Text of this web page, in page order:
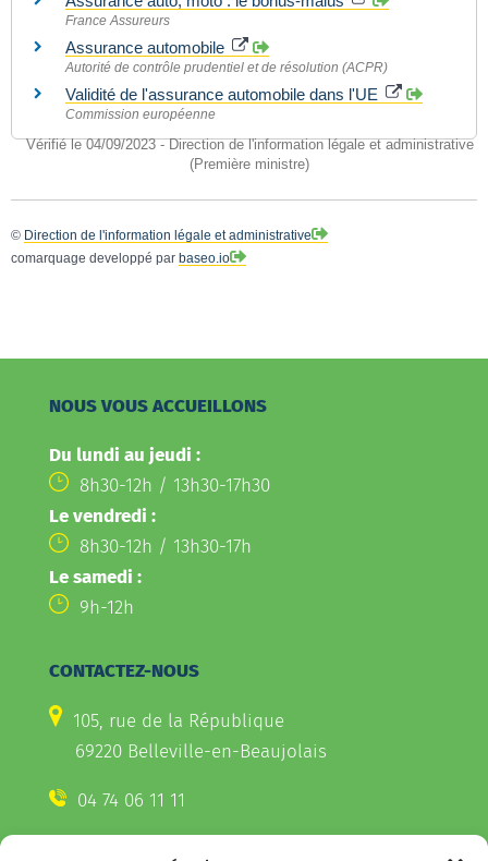
Vérifié le 04/09/2023 - Direction de l'information légale et administrative
(Première ministre)
France Assureurs
Assurance automobile
Autorité de contrôle prudentiel et de résolution (ACPR)
Validité de l'assurance automobile dans l'UE
Commission européenne
© Direction de l'information légale et administrative
comarquage developpé par baseo.io
NOUS VOUS ACCUEILLONS
Du lundi au jeudi :
8h30-12h / 13h30-17h30
Le vendredi :
8h30-12h / 13h30-17h
Le samedi :
9h-12h
CONTACTEZ-NOUS
105, rue de la République
69220 Belleville-en-Beaujolais
04 74 06 11 11